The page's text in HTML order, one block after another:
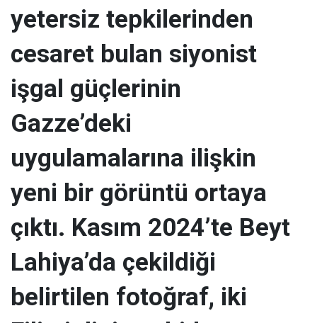
yetersiz tepkilerinden
cesaret bulan siyonist
işgal güçlerinin
Gazze’deki
uygulamalarına ilişkin
yeni bir görüntü ortaya
çıktı. Kasım 2024’te Beyt
Lahiya’da çekildiği
belirtilen fotoğraf, iki